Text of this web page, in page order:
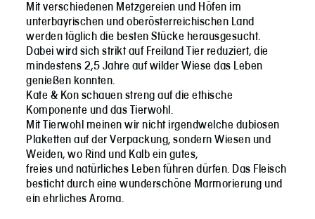
Mit verschiedenen Metzgereien und Höfen im
unterbayrischen und oberösterreichischen Land
werden täglich die besten Stücke herausgesucht.
Dabei wird sich strikt auf Freiland Tier reduziert, die
mindestens 2,5 Jahre auf wilder Wiese das Leben
genießen konnten.
Kate & Kon schauen streng auf die ethische
Komponente und das Tierwohl.
Mit Tierwohl meinen wir nicht irgendwelche dubiosen
Plaketten auf der Verpackung, sondern Wiesen und
Weiden, wo Rind und Kalb ein gutes,
freies und natürliches Leben führen dürfen. Das Fleisch
besticht durch eine wunderschöne Marmorierung und
ein ehrliches Aroma.